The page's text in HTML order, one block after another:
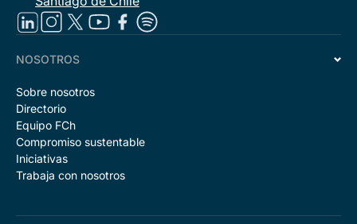
NOSOTROS
Sobre nosotros
Directorio
Equipo FCh
Compromiso sustentable
Iniciativas
Trabaja con nosotros